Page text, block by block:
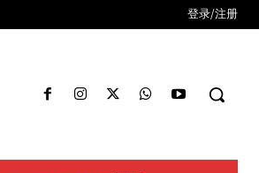
登录/注册